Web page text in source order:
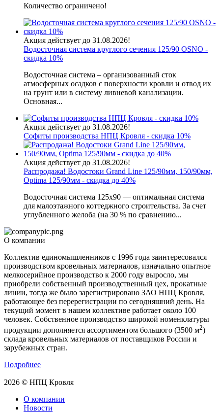
Количество ограничено!
Акция действует до 31.08.2026!
Водосточная система круглого сечения 125/90 OSNO -
скидка 10%
Водосточная система – организованный сток
атмосферных осадков с поверхности кровли и отвод их
на грунт или в систему ливневой канализации.
Основная...
Акция действует до 31.08.2026!
Софиты производства НПЦ Кровля - скидка 10%
Акция действует до 31.08.2026!
Распродажа! Водостоки Grand Line 125/90мм, 150/90мм,
Optima 125/90мм - скидка до 40%
Водосточная система 125х90 — оптимальная система
для малоэтажного коттеджного строительства. За счет
углубленного желоба (на 30 % по сравнению...
О компании
Коллектив единомышленников с 1996 года заинтересовался
производством кровельных материалов, изначально опытное
мелкосерийное производство к 2000 году выросло, мы
приобрели собственный производственный цех, прокатные
линии, тогда же было зарегистрировано ЗАО НПЦ Кровля,
работающее без перерегистрации по сегодняшний день. На
текущий момент в нашем коллективе работает около 100
человек. Собственное производство широкой номенклатуры
продукции дополняется ассортиментом большого (3500 м2)
склада кровельных материалов от поставщиков России и
зарубежных стран.
Подробнее
2026 © НПЦ Кровля
О компании
Новости